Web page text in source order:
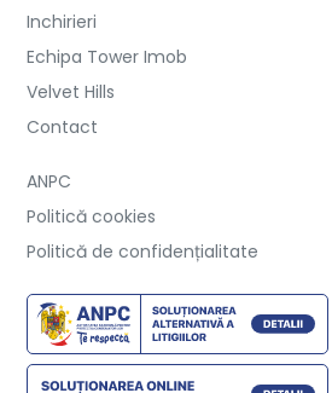
Inchirieri
Echipa Tower Imob
Velvet Hills
Contact
ANPC
Politică cookies
Politică de confidențialitate